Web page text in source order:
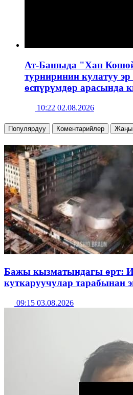
Ат-Башыда "Хан
турниринин кулатуу
өспүрүмдөр арасында
10:22 02.08.2026
Популярдуу Коментарийлер Жаңы
Бажы кызматындагы өрт:
куткаруучулар тарабынан
09:15 03.08.2026